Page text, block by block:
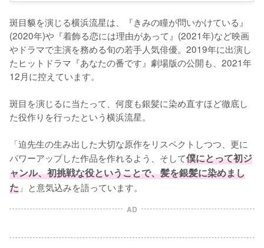
斑目貘を演じる横浜流星は、『きみの瞳が問いかけている』
(2020年)や『着飾る恋には理由があって』(2021年)など映画
やドラマで主演を務める旬の若手人気俳優。2019年に出演し
たヒットドラマ『あなたの番です』劇場版の公開も、2021年
12月に控えています。
斑目を演じるに当たって、何度も銀髪に染め直すほど徹底し
た役作りを行ったという横浜流星。
「迫先生の生み出した大切な原作をリスペクトしつつ、更に
パワーアップした作品を作れるよう、そして僕にとって初ジ
ャンル、初挑戦な役ということで、髪を銀髪に染めまし
た 」と意気込みを語っています。
AD